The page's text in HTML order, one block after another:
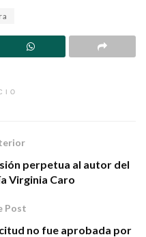
perpetua al autor del
Virginia Caro
Post
no fue aprobada por